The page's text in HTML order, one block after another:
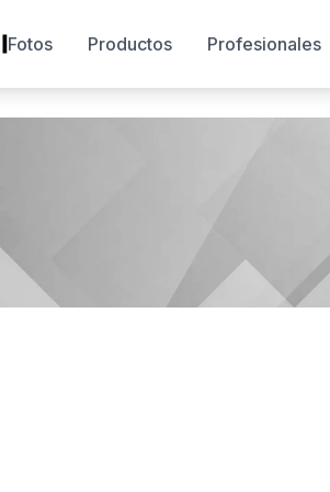
Fotos Productos Profesionales